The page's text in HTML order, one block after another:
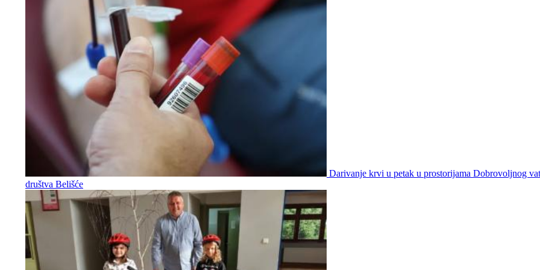
Darivanje krvi u petak u prostorijama Dobrovoljnog
društva Belišće